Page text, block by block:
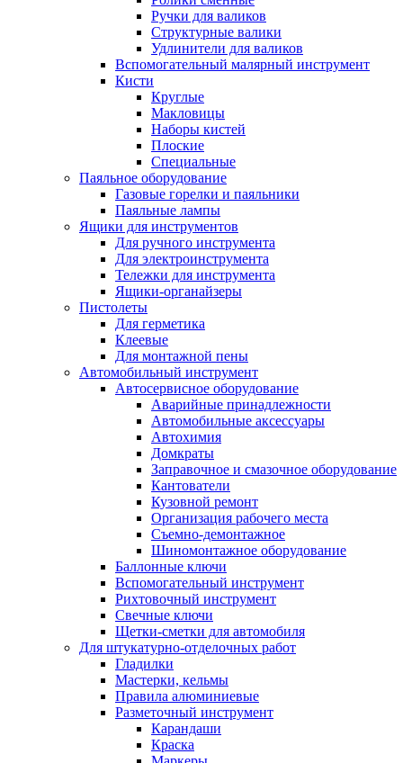
Ручки для валиков
Структурные валики
Удлинители для валиков
Вспомогательный малярный инструмент
Кисти
Круглые
Макловицы
Наборы кистей
Плоские
Специальные
Паяльное оборудование
Газовые горелки и паяльники
Паяльные лампы
Ящики для инструментов
Для ручного инструмента
Для электроинструмента
Тележки для инструмента
Ящики-органайзеры
Пистолеты
Для герметика
Клеевые
Для монтажной пены
Автомобильный инструмент
Автосервисное оборудование
Аварийные принадлежности
Автомобильные аксессуары
Автохимия
Домкраты
Заправочное и смазочное оборудование
Кантователи
Кузовной ремонт
Организация рабочего места
Съемно-демонтажное
Шиномонтажное оборудование
Баллонные ключи
Вспомогательный инструмент
Рихтовочный инструмент
Свечные ключи
Щетки-сметки для автомобиля
Для штукатурно-отделочных работ
Гладилки
Мастерки, кельмы
Правила алюминиевые
Разметочный инструмент
Карандаши
Краска